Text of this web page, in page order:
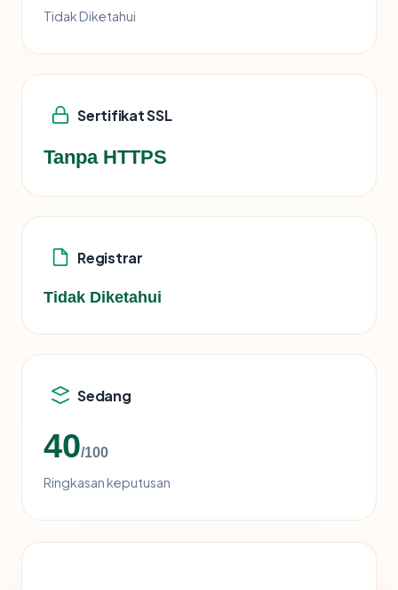
Tidak Diketahui
Sertifikat SSL
Tanpa HTTPS
Registrar
Tidak Diketahui
Sedang
40/100
Ringkasan keputusan